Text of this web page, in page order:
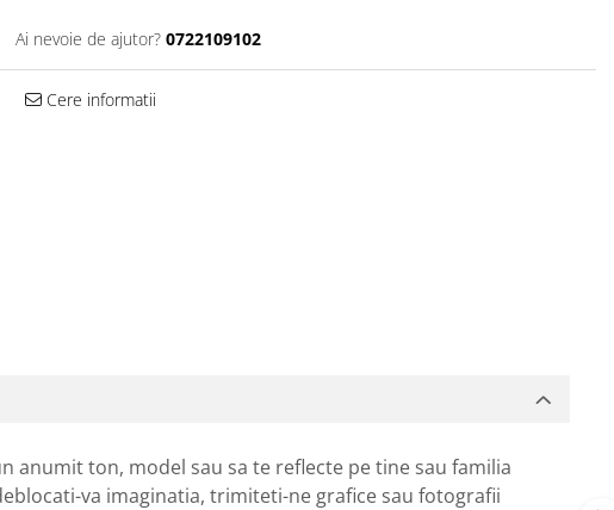
Ai nevoie de ajutor? 0722109102
Cere informatii
anumit ton, model sau sa te reflecte pe tine sau familia
va imaginatia, trimiteti-ne grafice sau fotografii